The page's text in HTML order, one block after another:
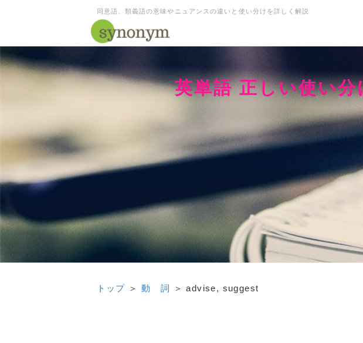
同意語、類義語の意味やニュアンスの違いと使い分けを詳しく解説
英単語 正しい使い
トップ ＞ 動 詞 ＞advise, suggest